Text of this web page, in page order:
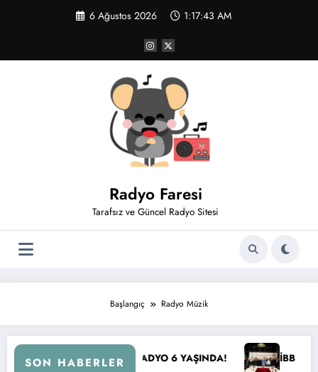
6 Ağustos 2026 1:17:44 AM
Radyo Faresi
Tarafsız ve Güncel Radyo Sitesi
Başlangıç Radyo Müzik
SON HABERLER
İBB Başkanı Ekrem İmamoğlu Radyocular ile Buluştu